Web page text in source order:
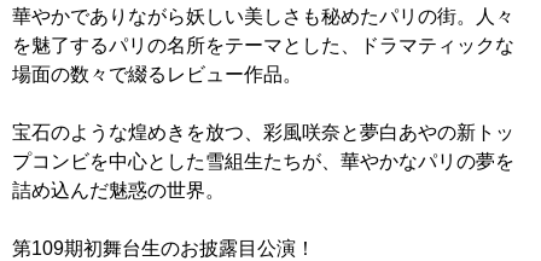
華やかでありながら妖しい美しさも秘めたパリの街。人々
を魅了するパリの名所をテーマとした、ドラマティックな
場面の数々で綴るレビュー作品。
宝石のような煌めきを放つ、彩風咲奈と夢白あやの新トッ
プコンビを中心とした雪組生たちが、華やかなパリの夢を
詰め込んだ魅惑の世界。
第109期初舞台生のお披露目公演！